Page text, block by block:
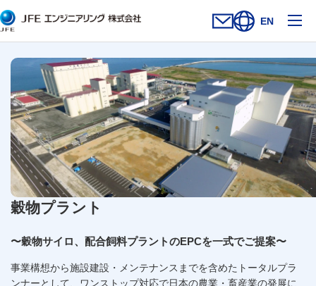
お問い合わせフォー
新規ウィンドウを開
サイト内検索を
EN
穀物プラント
〜穀物サイロ、配合飼料プラントのEPCを一式でご提案〜
事業構想から施設建設・メンテナンスまでを含めたトータルプラ
ンナーとして、ワンストップ対応で日本の農業・畜産業の発展に